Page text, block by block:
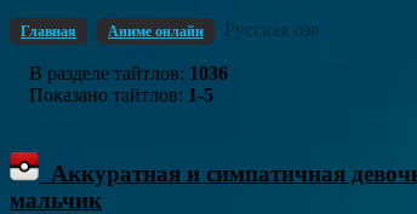
Главная Аниме онлайн Русская озв
В разделе тайтлов: 1036
Показано тайтлов: 1-5
Аккуратная и симпатичная
мальчик